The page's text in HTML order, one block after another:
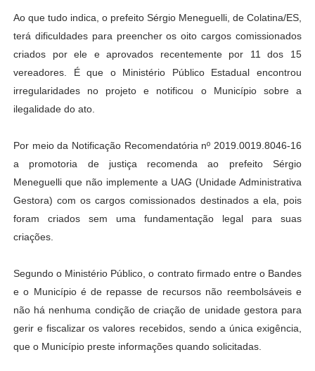
Ao que tudo indica, o prefeito Sérgio Meneguelli, de Colatina/ES,
terá dificuldades para preencher os oito cargos comissionados
criados por ele e aprovados recentemente por 11 dos 15
vereadores. É que o Ministério Público Estadual encontrou
irregularidades no projeto e notificou o Município sobre a
ilegalidade do ato.
Por meio da Notificação Recomendatória nº 2019.0019.8046-16
a promotoria de justiça recomenda ao prefeito Sérgio
Meneguelli que não implemente a UAG (Unidade Administrativa
Gestora) com os cargos comissionados destinados a ela, pois
foram criados sem uma fundamentação legal para suas
criações.
Segundo o Ministério Público, o contrato firmado entre o Bandes
e o Município é de repasse de recursos não reembolsáveis e
não há nenhuma condição de criação de unidade gestora para
gerir e fiscalizar os valores recebidos, sendo a única exigência,
que o Município preste informações quando solicitadas.